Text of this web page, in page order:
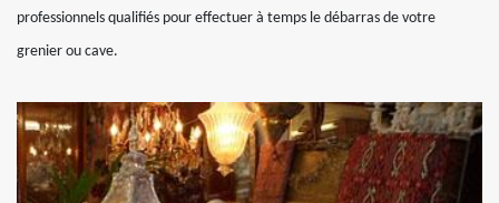
professionnels qualifiés pour effectuer à temps le débarras de votre
grenier ou cave.